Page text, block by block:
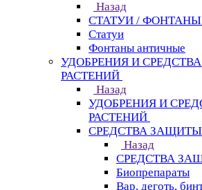
Назад
СТАТУИ / ФОНТАНЫ
Статуи
Фонтаны античные
УДОБРЕНИЯ И
РАСТЕНИЙ
Назад
УДОБРЕНИЯ И
РАСТЕНИЙ
СРЕДСТВА
Назад
СРЕДСТВА
Биопрепараты
Вар, деготь,